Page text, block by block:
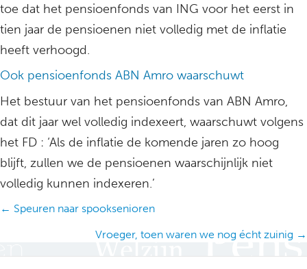
toe dat het pensioenfonds van ING voor het eerst in
tien jaar de pensioenen niet volledig met de inflatie
heeft verhoogd.
Ook pensioenfonds ABN Amro waarschuwt
Het bestuur van het pensioenfonds van ABN Amro,
dat dit jaar wel volledig indexeert, waarschuwt volgens
het FD : ‘Als de inflatie de komende jaren zo hoog
blijft, zullen we de pensioenen waarschijnlijk niet
volledig kunnen indexeren.’
Posts
← Speuren naar spooksenioren
Vroeger, toen waren we nog écht zuinig →